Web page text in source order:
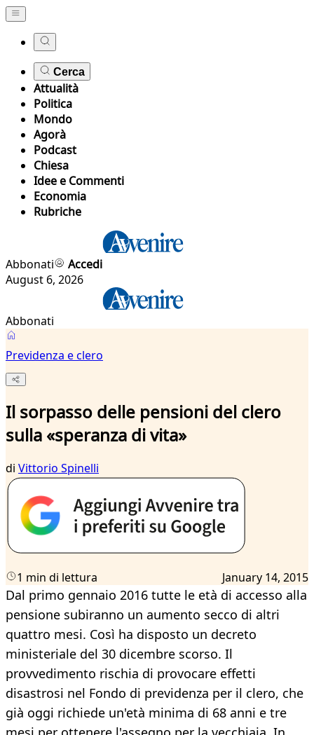
Cerca
Attualità
Politica
Mondo
Agorà
Podcast
Chiesa
Idee e Commenti
Economia
Rubriche
Abbonati
Accedi
August 6, 2026
Abbonati
Previdenza e clero
Il sorpasso delle pensioni del clero
sulla «speranza di vita»
di Vittorio Spinelli
1 min di lettura January 14, 2015
Dal primo gennaio 2016 tutte le età di accesso alla
pensione subiranno un aumento secco di altri
quattro mesi. Così ha disposto un decreto
ministeriale del 30 dicembre scorso. Il
provvedimento rischia di provocare effetti
disastrosi nel Fondo di previdenza per il clero, che
già oggi richiede un'età minima di 68 anni e tre